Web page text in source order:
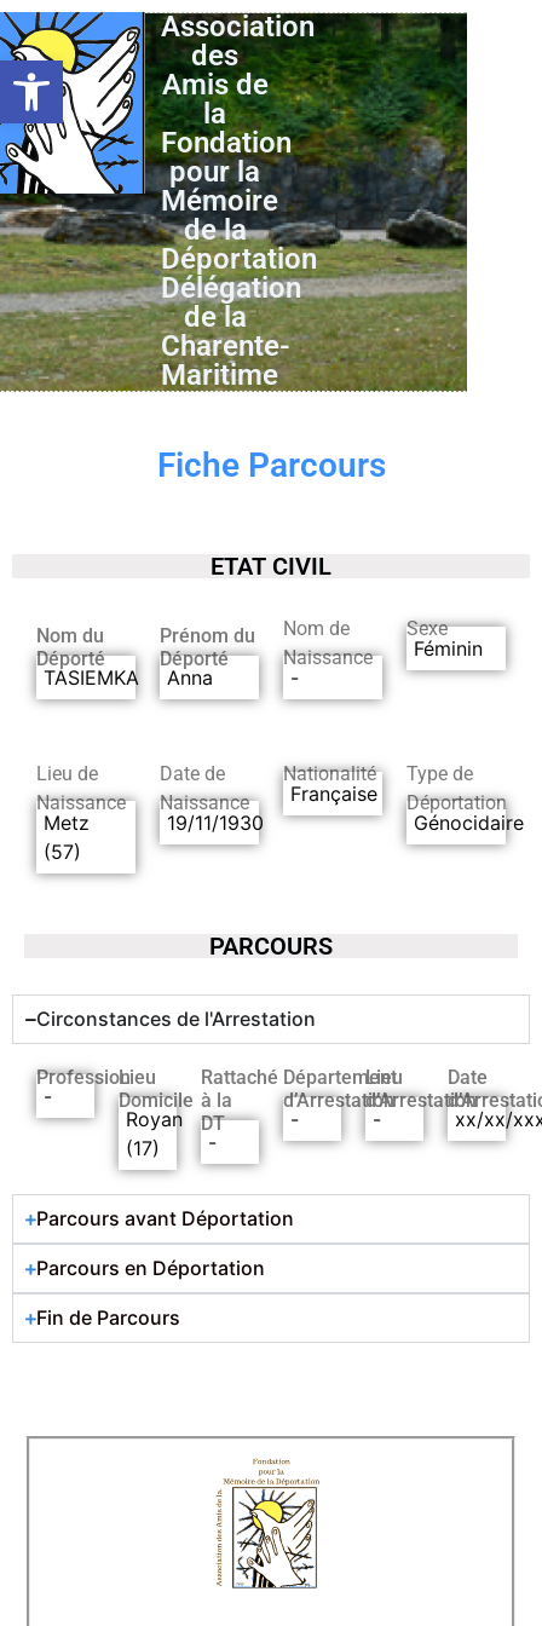
Ouvrir la barre d’outils
Association
des
Amis de
la
Fondation
pour la
Mémoire
de la
Déportation
Délégation
de la
Charente-
Maritime
Fiche Parcours
ETAT CIVIL
Nom du
Déporté
TASIEMKA
Prénom du
Déporté
Anna
Nom de
Naissance
-
Sexe
Féminin
Lieu de
Naissance
Metz
(57)
Date de
Naissance
19/11/1930
Nationalité
Française
Type de
Déportation
Génocidaire
PARCOURS
Circonstances de l'Arrestation
Profession
-
Lieu
Domicile
Royan
(17)
Rattaché
à la
DT
-
Département
d’Arrestation
-
Lieu
d’Arrestation
-
Date
xx/xx/
Parcours avant Déportation
Parcours en Déportation
Fin de Parcours